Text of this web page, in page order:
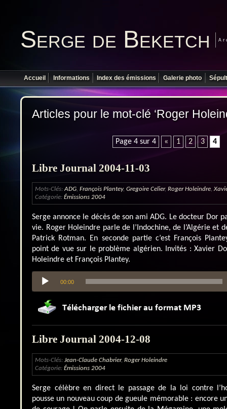
Serge de Beketch
Accueil Informations Index des émissions Galerie photo
Articles pour le mot-clé ‘Roger
Page 4 sur 4 « 1 2 3 4
Libre Journal 2004-11-03
Mots-Clés: ADG François Plantey, Gregoire Celier, Roger Holeindre
Catégorie: Émissions 2004
Serge annonce le décès de son ami ADG. Le docteur Dor
vie. Roger Holeindre parle de l’Indochine, de l’Algérie et
Patrick Rotman. En seconde partie c’est François
point de vue sur le problème algérien. Invités : Xavier
Holeindre et François Plantey.
Lecteur
audio
00:00
Libre Journal 2004-12-08
Mots-Clés: Jean-Claude Chabrier, Roger Holeindre
Catégorie: Émissions 2004
Serge célèbre en direct le passage de la loi contre
pousse un nouveau coup de gueule mémorable : encore